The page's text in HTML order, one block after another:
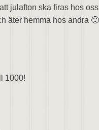
julafton ska firas hos oss
äter hemma hos andra 🙂
1000!